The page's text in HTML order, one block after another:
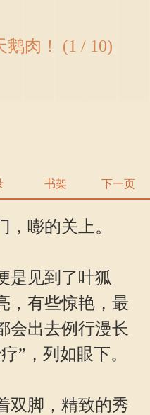
鹅肉！ (1 / 10)
书架 下一页
嘭的关上。
见到了叶狐
，有些惊艳，最
会出去例行漫长
”，列如眼下。
脚，精致的秀